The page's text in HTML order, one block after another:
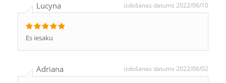
Lucyna izdošanas datums 2022/06/10
Es iesaku
Adriana izdošanas datums 2022/06/02